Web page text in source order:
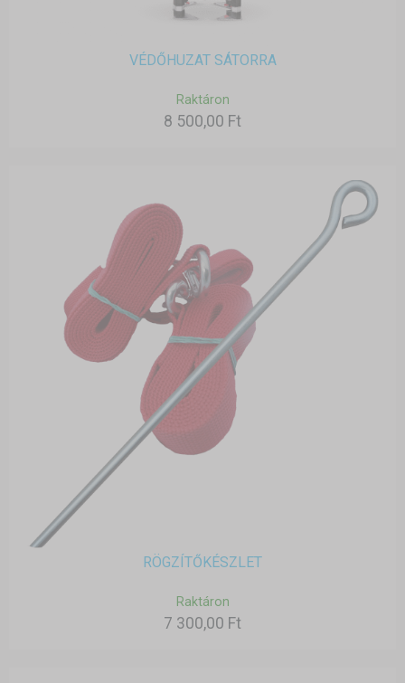
VÉDŐHUZAT SÁTORRA
Raktáron
8 500,00 Ft
RÖGZÍTŐKÉSZLET
Raktáron
7 300,00 Ft